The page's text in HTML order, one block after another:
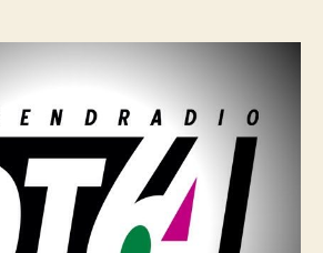
Nightflight
#
02
Maerz
April